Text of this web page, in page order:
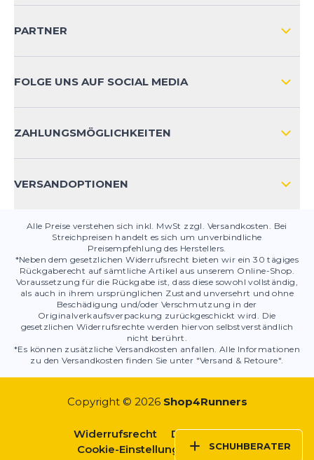
KONTAKT
PRODUKTSICHERHEIT
PARTNER
FOLGE UNS AUF SOCIAL MEDIA
ZAHLUNGSMÖGLICHKEITEN
VERSANDOPTIONEN
Alle Preise verstehen sich inkl. MwSt zzgl. Versandkosten. Bei
Streichpreisen handelt es sich um unverbindliche
Preisempfehlung des Herstellers.
*Neben dem gesetzlichen Widerrufsrecht bieten wir ein 30 tägiges
Rückgaberecht auf sämtliche Artikel aus unserem Online-Shop.
Voraussetzung für die Rückgabe ist, dass diese sowohl vollständig,
als auch in ihrem ursprünglichen Zustand unversehrt und ohne
Beschädigung und/oder Verschmutzung in der
Originalverkaufsverpackung zurückgeschickt wird. Die
gesetzlichen Widerrufsrechte werden hiervon selbstverständlich
nicht berührt.
*Es können zusätzliche Versandkosten anfallen. Alle Informationen
zu den Versandkosten finden Sie unter "Versand & Retoure".
Copyright © 2026 Shop4Runners
Widerrufsrecht
Datenschutz
Cookie-Einstellungen
AGBs
SCHUHBERATER